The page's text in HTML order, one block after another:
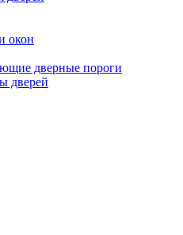
окон
дверные пороги
дверей